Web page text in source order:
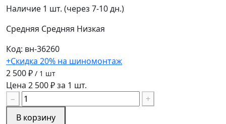
Наличие 1 шт. (через 7-10 дн.)
Средняя Средняя Низкая
Код: вн-36260
+Скидка 20% на шиномонтаж
2 500 ₽ / 1 шт
Цена 2 500 ₽ за 1 шт.
−
+
В корзину